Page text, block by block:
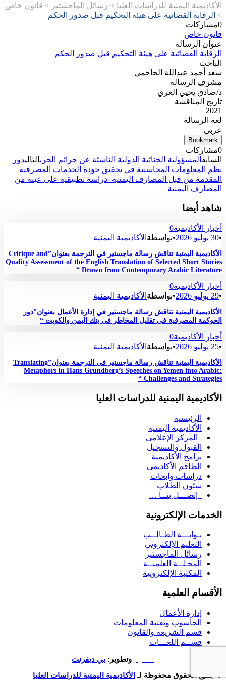
الأكاديمية اليمنية للدراسات العليا > رسائل الماجستير > قانون خاص
> الرقابة القضائية على هيئة التحكيم قبل صدور الحكم
0مشاركات
قانون خاص
عنوان الرسالة
الرقابة القضائية على هيئة التحكيم قبل صدور الحكم
الباحث
سعد أحمد عبداللة الجاحمي
مشرف الرسالة
د/صادق يحيي العري
تاريخ المناقشة
2021
لغة الرسالة
عربي
Bookmark
0مشاركات
السابقالمسؤولية الجنائية الدولية الناشئة عن جرائم الحربالتاليدور
نظم المعلومات المحاسبية في تحقيق جودة الخدمات المصرفية
المقدمة من قبل المصارف اليمنية -دراسة تطبيقية على عينة من
المصارف اليمنية
شاهد أيضا
أخبار الأكاديمية0
•30 يوليو 2026 •بواسطة الأكاديمية اليمنية
الأكاديمية اليمنية تناقش رسالة ماجستير في الترجمة بعنوان”Critique and
Quality Assessment of the English Translation of Selected Short Stories
Drawn from Contemporary Arabic Literature “
أخبار الأكاديمية0
•29 يوليو 2026 •بواسطة الأكاديمية اليمنية
الأكاديمية اليمنية تناقش رسالة ماجستير في إدارة الأعمال بعنوان”دور
الحوكمة المصرفية في تقليل المخاطر في بنك اليمن والكويت “
أخبار الأكاديمية0
•25 يوليو 2026 •بواسطة الأكاديمية اليمنية
الأكاديمية اليمنية تناقش رسالة ماجستير في الترجمة بعنوان”Translating
Metaphors in Hans Grundberg’s Speeches on Yemen into Arabic:
Challenges and Strategies “
الأكاديمية اليمنية للدراسات العليا
الرئيسية
الأكاديمية اليمنية
المركز الإعلامي
القبول والتسجيل
برامج الأكاديمية
الطاقم الأكاديمي
دراسات وابحاث
شئون الطلاب
إتصـــل بنــا …
الخدمات الإلكترونية
بـوابـــة الطـالــب
التعليم الإلكتروني
رسائل الماجستير
المجـلــة العلميــة
المكتبة الإلكترونية
الأقسام العلمية
إدارة الأعمال
الحاسوب وتقنية المعلومات
قسم الشريعة والقانون
قســم اللغـــات
وتطوير: بي ديفرنت
© جميع الحقوق محفوظة لـ الأكاديمية اليمنية للدراسات العليا